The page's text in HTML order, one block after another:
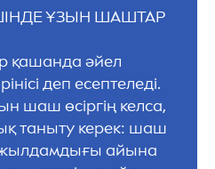
ҰЗЫН ШАШТАР
қашанда әйел
деп есептеледі.
шаш өсіргің келса,
таныту керек: шаш
жылдамдығы айына